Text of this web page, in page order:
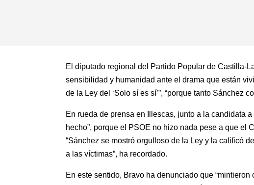
El diputado regional del Partido Popular de Castilla-
sensibilidad y humanidad ante el drama que están
de la Ley del ‘Solo sí es sí’”, “porque tanto Sánchez
En rueda de prensa en Illescas, junto a la candidata
hecho”, porque el PSOE no hizo nada pese a que el
“Sánchez se mostró orgulloso de la Ley y la calificó
a las víctimas”, ha recordado.
En este sentido, Bravo ha denunciado que